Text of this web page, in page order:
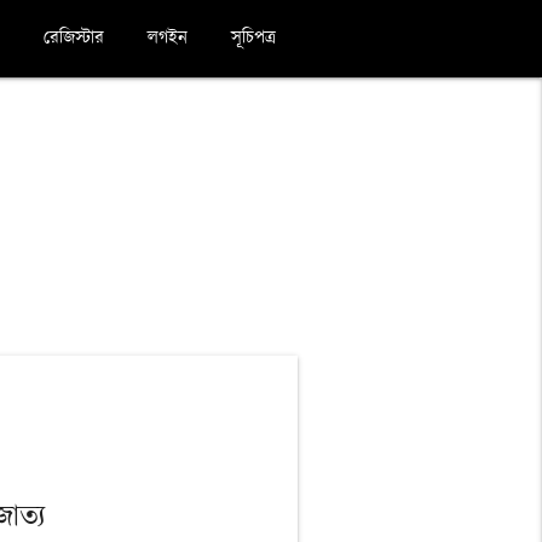
সূচিপত্র
লগইন
রেজিস্টার